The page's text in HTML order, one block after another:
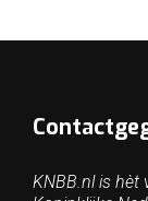
KNBB.nl is hèt